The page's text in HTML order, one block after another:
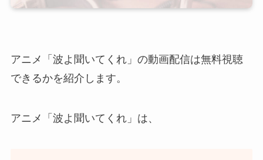
アニメ「波よ聞いてくれ」の動画配信は無料視聴
できるかを紹介します。
アニメ「波よ聞いてくれ」は、